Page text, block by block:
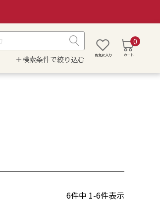
＋検索条件で絞り込む
0
6件中 1-6件表示